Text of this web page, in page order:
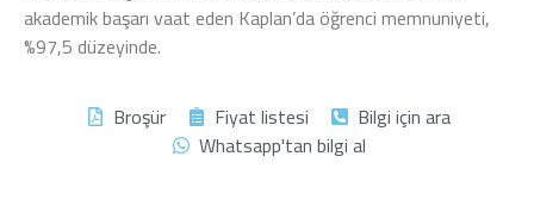
akademik başarı vaat eden Kaplan’da öğrenci memnuniyeti,
%97,5 düzeyinde.
Broşür
Fiyat listesi
Bilgi için ara
Whatsapp'tan bilgi al